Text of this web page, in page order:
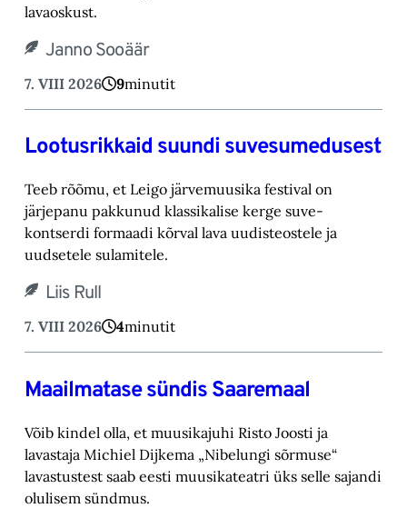
lavaoskust.‎
Janno Sooäär
7. VIII 2026 9minutit
Lootusrikkaid suundi suvesumedusest
Teeb rõõmu, et Leigo järvemuusika festival on
järjepanu pakkunud klassikalise kerge suve-‎
kontserdi formaadi kõrval lava uudisteostele ja
uudsetele sulamitele.‎
Liis Rull
7. VIII 2026 4minutit
Maailmatase sündis Saaremaal
Võib kindel olla, et muusikajuhi Risto Joosti ja
lavastaja Michiel Dijkema „Nibelungi sõrmuse“
lavastustest saab eesti muusikateatri üks selle sajandi
olulisem sündmus.